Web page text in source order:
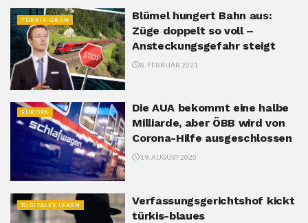
TÜRKIS-GRÜN
Blümel hungert Bahn aus:
Züge doppelt so voll –
Ansteckungsgefahr steigt
8. FEBRUAR 2021
EUROPA
Die AUA bekommt eine halbe
Milliarde, aber ÖBB wird von
Corona-Hilfe ausgeschlossen
19. AUGUST 2020
DIGITALES LEBEN
Verfassungsgerichtshof kickt
türkis-blaues